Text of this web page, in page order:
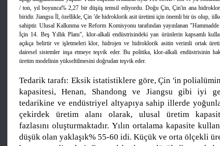
/ ton, yıl boyunca% 2,27 bir düşüş temsil ediyordu. Doğu Çin, Çin'in ana
biridir. Jiangsu İl, özellikle, Çin 'de hidroklorik asit üretimi için önemli bir üs olup, ülke
sahiptir. Ulusal Kalkınma ve Reform Komisyonu tarafından yayınlanan
İçin 14. Beş Yıllık Planı", klor-alkali endüstrisindeki yan ürünlerin kapsamlı
açıkça belirtir ve işletmeleri klor, hidrojen ve hidroklorik asitin verimli ortak
dairesel sistemler inşa etmeye teşvik eder. Bu politika, klor-alkali endüstrisinin
üretim modelinin yükseltilmesini doğrudan teşvik eder.
Tedarik tarafı: Eksik istatistiklere göre, Çin 'in
kapasitesi, Henan, Shandong ve Jiangsu gibi iyi
tedarikine ve endüstriyel altyapıya sahip illerde
çekirdek üretim alanı olarak, ulusal üretim
fazlasını oluşturmaktadır. Yılın ortalama kapasite
düşük olan yaklaşık% 55-60 idi. Küçük ve orta ölçekli